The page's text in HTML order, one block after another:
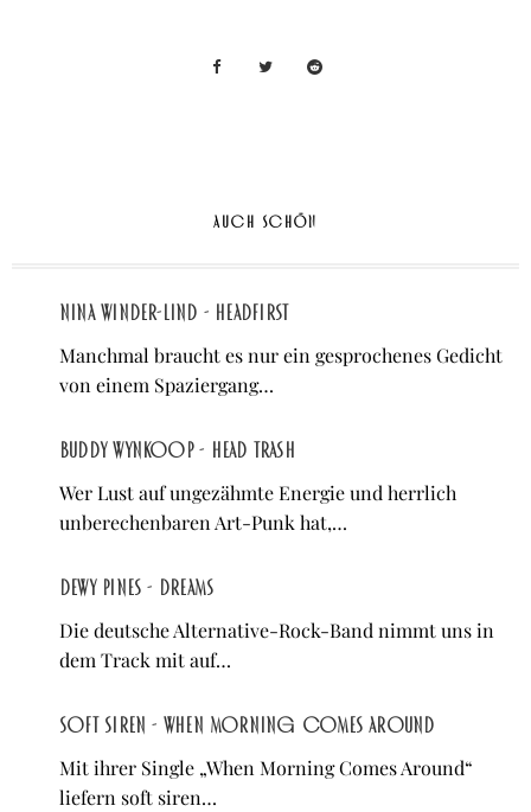
AUCH SCHÖN
Nina Winder-Lind - Headfirst
Manchmal braucht es nur ein gesprochenes Gedicht
von einem Spaziergang…
Buddy Wynkoop - Head Trash
Wer Lust auf ungezähmte Energie und herrlich
unberechenbaren Art-Punk hat,…
Dewy Pines - Dreams
Die deutsche Alternative-Rock-Band nimmt uns in
dem Track mit auf…
soft siren - When Morning Comes Around
Mit ihrer Single „When Morning Comes Around“
liefern soft siren…